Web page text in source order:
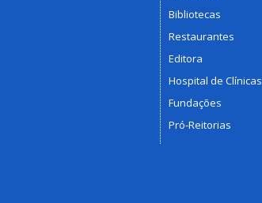
Bibliotecas
Restaurantes
Editora
Hospital de Clínicas
Fundações
Pró-Reitorias